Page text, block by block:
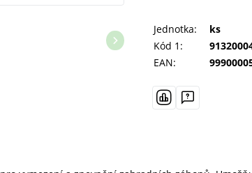
Jednotka:
ks
Kód 1:
EAN: